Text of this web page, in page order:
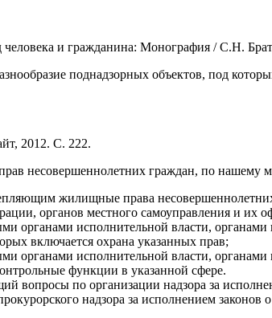
и гражданина: Монография / С.Н.
поднадзорных объектов, под
2012. С. 222.
несовершеннолетних граждан, по нашему
жилищные права
органов местного самоуправления и их
органами исполнительной власти,
включается охрана указанных прав;
органами исполнительной власти,
функции в указанной сфере.
вопросы по организации надзора за
надзора за исполнением